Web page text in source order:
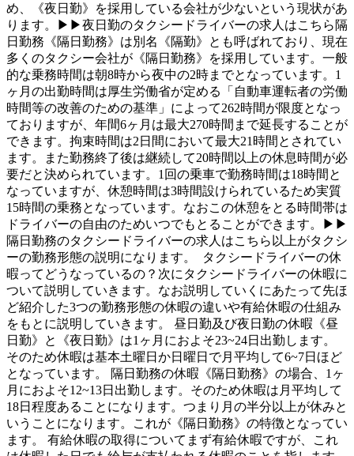
め、《夜日勤》を採用している会社が少ないという現状があ
ります。▶▶夜日勤のタクシードライバーの求人はこちら隔
日勤務《隔日勤務》は別名《隔勤》とも呼ばれており、現在
多くのタクシー会社が《隔日勤務》を採用しています。一般
的な乗務時間は朝8時から夜中の2時までとなっています。1
ヶ月の出勤時間は厚生労働省が定める「自動車運転者の労働
時間等の改善のための基準」によって262時間が限度となっ
ておりますが、年間6ヶ月は最大270時間まで延長することが
できます。拘束時間は2日間において最大21時間とされてい
ます。また勤務終了後は継続して20時間以上の休息時間が必
要だと決められています。1回の乗車で勤務時間は18時間と
なっていますが、休憩時間は3時間設けられているため実質
15時間の乗務となっています。なおこの休憩をとる時間帯は
ドライバーの自由のためいつでもとることができます。▶▶
隔日勤務のタクシードライバーの求人はこちら以上がタクシ
ーの勤務形態の説明になります。 タクシードライバーの休
暇ってどうなっているの？次にタクシードライバーの休暇に
ついて説明していきます。なお説明していくにあたって先ほ
ど紹介した3つの勤務形態の休暇の違いや有給休暇の仕組み
をもとに説明していきます。 昼日勤及び夜日勤の休暇《昼
日勤》と《夜日勤》は1ヶ月におよそ23~24日出勤します。
そのため休暇は基本土曜日か日曜日で月平均して6~7日ほど
となっています。 隔日勤務の休暇《隔日勤務》の場合、1ヶ
月におよそ12~13日出勤します。そのため休暇は月平均して
18日程度あることになります。つまり月の半分以上が休みと
いうことになります。これが《隔日勤務》の特徴となってい
ます。 有給休暇の取得についてまず有給休暇ですが、これ